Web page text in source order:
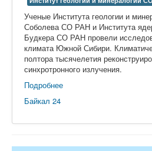
Ученые Института геологии и
Соболева СО РАН и Института
Будкера СО РАН провели
климата Южной Сибири.
полтора тысячелетия
синхротронного излучения.
Подробнее
Байкал 24